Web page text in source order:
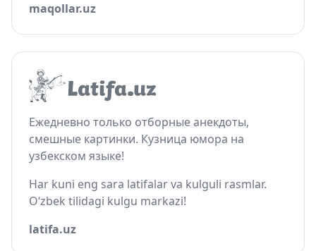
maqollar.uz
Ежедневно только отборные анекдоты,
смешные картинки. Кузница юмора на
узбекском языке!
Har kuni eng sara latifalar va kulguli rasmlar.
O‘zbek tilidagi kulgu markazi!
latifa.uz